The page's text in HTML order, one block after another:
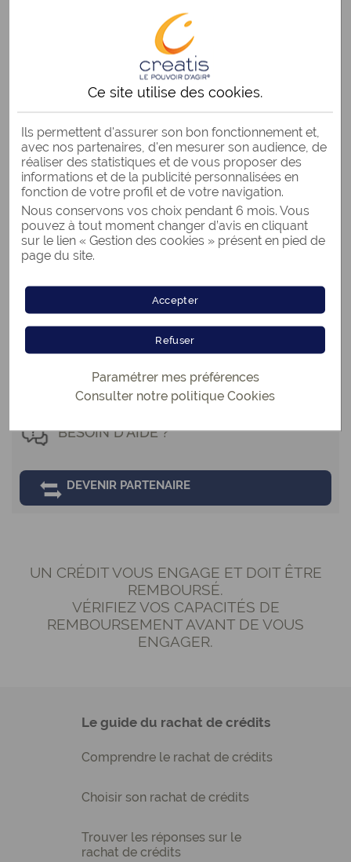
RACHAT DE CRÉDITS
GRATUITE ET SANS ENGAGEMENT
POUR TOUS
PROPRIÉTAIRES
ET LOCATAIRES
SIMULER MON
RACHAT DE CRÉDITS
contactez-nous :
Du lundi au vendredi de 8h00 à 19h30 et le samedi de 8h30 à 13h00.
Service dédié aux sourds et malentendants
ÉCRIVEZ-NOUS !
BESOIN D'AIDE ?
DEVENIR PARTENAIRE
UN CRÉDIT VOUS ENGAGE ET DOIT ÊTRE
REMBOURSÉ.
VÉRIFIEZ VOS CAPACITÉS DE
REMBOURSEMENT AVANT DE VOUS
ENGAGER.
Le guide du rachat de crédits
Comprendre le rachat de crédits
Choisir son rachat de crédits
Trouver les réponses sur le
rachat de crédits
Ce site utilise des cookies.
Ils permettent d'assurer son bon fonctionnement et,
avec nos partenaires, d'en mesurer son audience, de
réaliser des statistiques et de vous proposer des
informations et de la publicité personnalisées en
fonction de votre profil et de votre navigation.
Nous conservons vos choix pendant 6 mois. Vous
pouvez à tout moment changer d’avis en cliquant
sur le lien « Gestion des cookies » présent en pied de
page du site.
Accepter
Refuser
Paramétrer mes préférences
Consulter notre politique Cookies